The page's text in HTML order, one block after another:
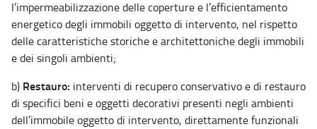
l’impermeabilizzazione delle coperture e l’efficientamento
energetico degli immobili oggetto di intervento, nel rispetto
delle caratteristiche storiche e architettoniche degli immobili
e dei singoli ambienti;
b) Restauro: interventi di recupero conservativo e di restauro
di specifici beni e oggetti decorativi presenti negli ambienti
dell’immobile oggetto di intervento, direttamente funzionali